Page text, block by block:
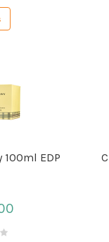
100ml EDP